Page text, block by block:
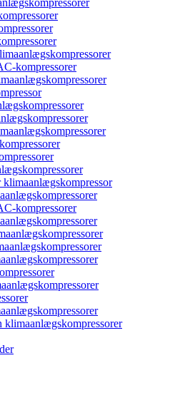
kompressorer
kompressorer
klimaanlægskompressorer